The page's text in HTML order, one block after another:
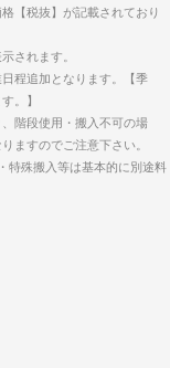
【税抜】が記載されており
されます。
程追加となります。【季
。】
階段使用・搬入不可の場
ますのでご注意下さい。
特殊搬入等は基本的に別途料